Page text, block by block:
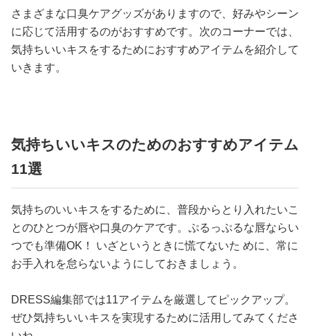
さまざまな口臭ケアグッズがありますので、好みやシーン
に応じて活用するのがおすすめです。次のコーナーでは、
気持ちいいキスをするためにおすすめアイテムを紹介して
いきます。
気持ちいいキスのためのおすすめアイテム
11選
気持ちのいいキスをするために、普段からとり入れたいこ
とのひとつが唇や口臭のケアです。ぷるっぷるな唇ならい
つでも準備OK！ いざというときに慌てないた めに、常に
お手入れを怠らないようにしておきましょう。
DRESS編集部では11アイテムを厳選してピックアップ。
ぜひ気持ちいいキスを実現するために活用してみてくださ